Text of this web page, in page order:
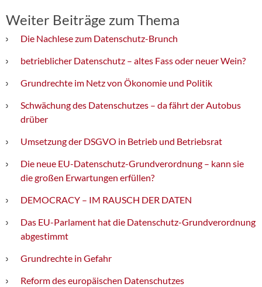
Weiter Beiträge zum Thema
Die Nachlese zum Datenschutz-Brunch
betrieblicher Datenschutz – altes Fass oder neuer Wein?
Grundrechte im Netz von Ökonomie und Politik
Schwächung des Datenschutzes – da fährt der Autobus
drüber
Umsetzung der DSGVO in Betrieb und Betriebsrat
Die neue EU-Datenschutz-Grundverordnung – kann sie
die großen Erwartungen erfüllen?
DEMOCRACY – IM RAUSCH DER DATEN
Das EU-Parlament hat die Datenschutz-Grundverordnung
abgestimmt
Grundrechte in Gefahr
Reform des europäischen Datenschutzes